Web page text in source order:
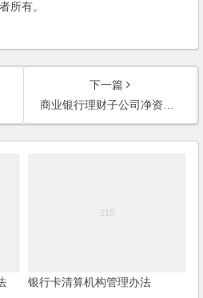
所有。
下一篇
商业银行理财子公司净资本管理办法（试行）
银行卡清算机构管理办法